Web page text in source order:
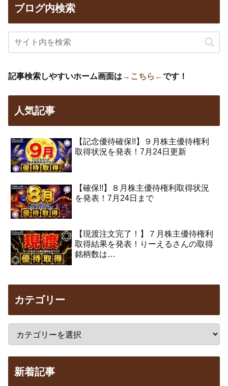
ブログ内検索
記事検索しやすいホーム画面は →こちら←です！
人気記事
【記念優待確保!!】９月株主優待権利
取得状況を発表！7月24日更新
【確保!!】８月株主優待権利取得状況
を発表！7月24日まで
【現渡注文完了！】７月株主優待権利
取得結果を発表！りーえるさんの取得
銘柄数は…
カテゴリー
新着記事